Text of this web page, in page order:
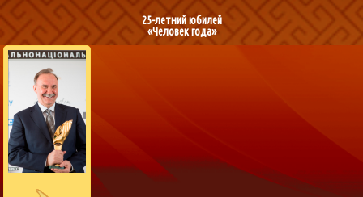
25-летний юбилей
«Человек года»